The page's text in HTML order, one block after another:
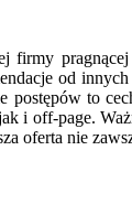
od
to
i off-page.
oferta nie